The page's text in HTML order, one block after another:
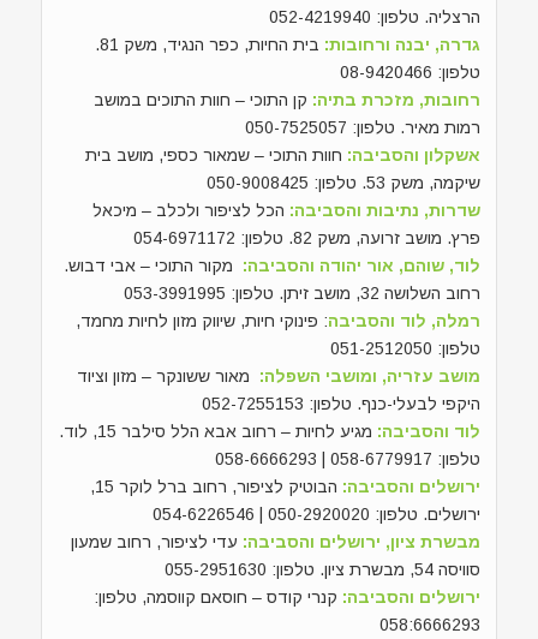
הרצליה. טלפון: 052-4219940
גדרה, יבנה ורחובות:
בית החיות, כפר הנגיד, משק 81.
טלפון: 08-9420466
רחובות, מזכרת בתיה: קן התוכי – חוות התוכים במושב
רמות מאיר. טלפון: 050-7525057
אשקלון והסביבה: חוות התוכי – שמאור כספי, מושב בית
שיקמה, משק 53. טלפון: 050-9008425
שדרות, נתיבות והסביבה: הכל לציפור ולכלב – מיכאל
פרץ. מושב זרועה, משק 82. טלפון: 054-6971172
לוד, שוהם, אור יהודה והסביבה: מקור התוכי – אבי דבוש.
רחוב השלושה 32, מושב זיתן. טלפון: 053-3991995
רמלה, לוד והסביבה: פינוקי חיות, שיווק מזון לחיות מחמד,
טלפון: 051-2512050
מושב עזריה, ומושבי השפלה: מאור ששונקר – מזון וציוד
היקפי לבעלי-כנף. טלפון: 052-7255153
לוד והסביבה:
מגיע לחיות – רחוב אבא הלל סילבר 15, לוד.
טלפון: 058-6779917 | 058-6666293
ירושלים והסביבה:
הבוטיק לציפור, רחוב ברל לוקר 15,
ירושלים. טלפון: 050-2920020 | 054-6226546
מבשרת ציון, ירושלים והסביבה: עדי לציפור, רחוב שמעון
סוויסה 54, מבשרת ציון. טלפון: 055-2951630
ירושלים והסביבה: קנרי קודס – חוסאם קווסמה, טלפון:
058:6666293